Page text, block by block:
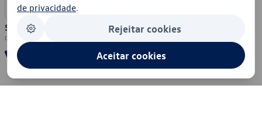
Segurança
de privacidade.
Rejeitar cookies
Aceitar cookies